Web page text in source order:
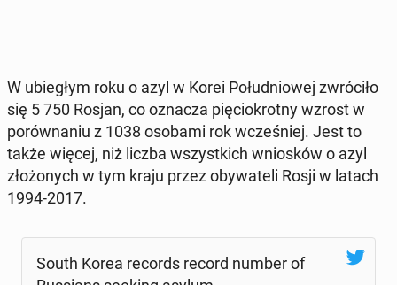
W ubie­głym roku o azyl w Korei Po­łu­dnio­wej zwró­ci­ło
się 5 750 Rosjan, co oznacza pię­cio­krot­ny wzrost w
po­rów­na­niu z 1038 osobami rok wcze­śniej. Jest to
także więcej, niż liczba wszyst­kich wnio­sków o azyl
zło­żo­nych w tym kraju przez oby­wa­te­li Rosji w latach
1994-2017.
South Korea records record number of